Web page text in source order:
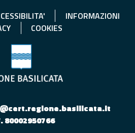
INFORMAZIONI
COOKIES
80002950766